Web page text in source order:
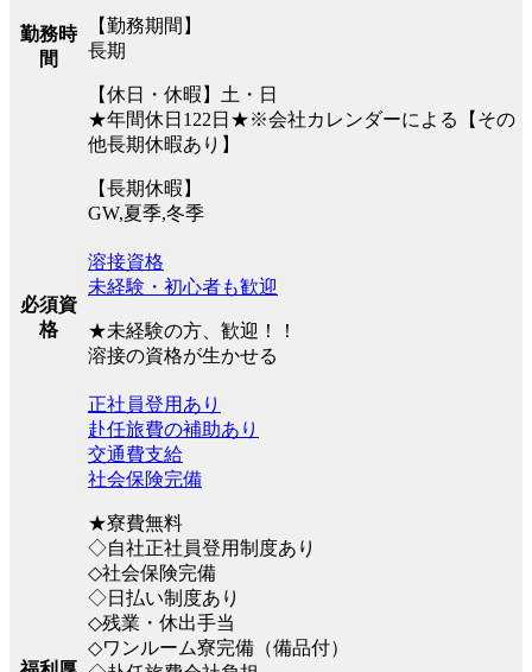
勤務時
間
【勤務期間】
長期
【休日・休暇】土・日
★年間休日122日★※会社カレンダーによる【その
他長期休暇あり】
【長期休暇】
GW,夏季,冬季
必須資
格
溶接資格
未経験・初心者も歓迎
★未経験の方、歓迎！！
溶接の資格が生かせる
正社員登用あり
赴任旅費の補助あり
交通費支給
社会保険完備
★寮費無料
◇自社正社員登用制度あり
◇社会保険完備
◇日払い制度あり
◇残業・休出手当
◇ワンルーム寮完備（備品付）